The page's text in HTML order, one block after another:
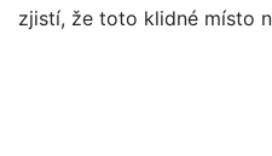
zjistí, že toto klidné místo